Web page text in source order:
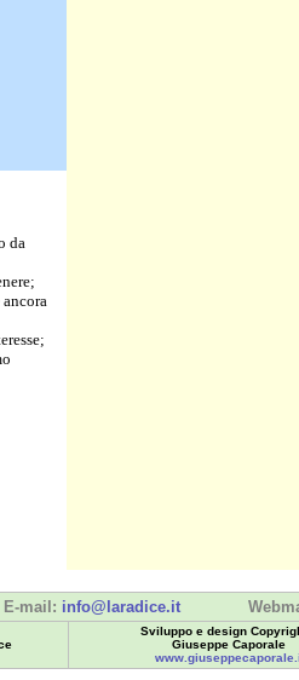
da
E-mail: info@laradice.it
Sviluppo e design
Giuseppe Caporale